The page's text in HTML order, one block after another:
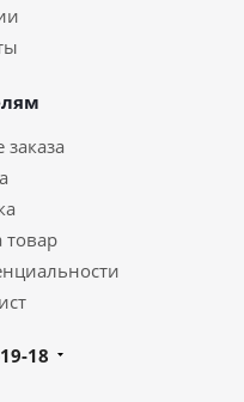
товар
18